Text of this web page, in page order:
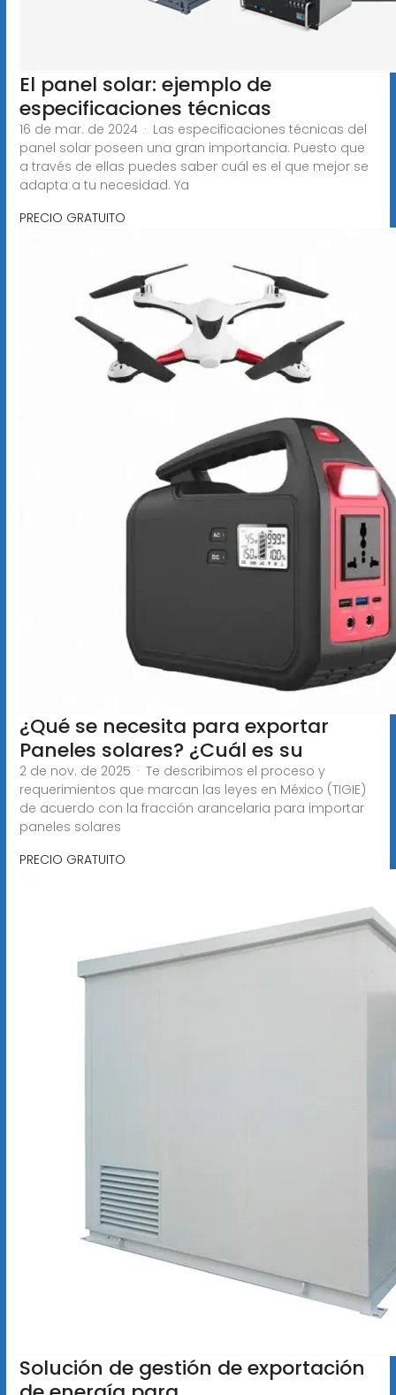
El panel solar: ejemplo de
especificaciones técnicas
16 de mar. de 2024 · Las especificaciones técnicas del
panel solar poseen una gran importancia. Puesto que
a través de ellas puedes saber cuál es el que mejor se
adapta a tu necesidad. Ya
PRECIO GRATUITO
¿Qué se necesita para exportar
Paneles solares? ¿Cuál es su
2 de nov. de 2025 · Te describimos el proceso y
requerimientos que marcan las leyes en México (TIGIE)
de acuerdo con la fracción arancelaria para importar
paneles solares
PRECIO GRATUITO
Solución de gestión de exportación